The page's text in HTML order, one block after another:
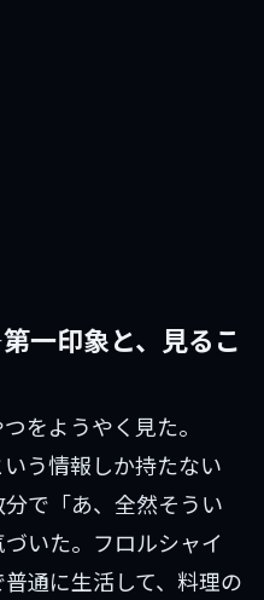
一印象と、見るこ
をようやく見た。
いう情報しか持たない
で「あ、全然そうい
いた。フロルシャイ
通に生活して、料理の